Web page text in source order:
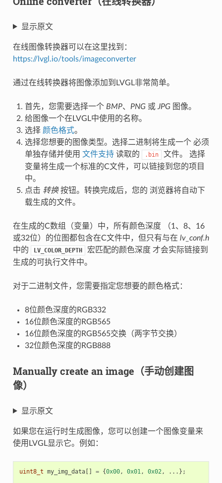
显示原文
在线图像转换器可以在这里找到：
https://lvgl.io/tools/imageconverter
通过在线转换器将图像添加到LVGL非常简单。
首先，您需要选择一个 BMP、 PNG或 JPG图像。
给图像一个在LVGL中使用的名称。
选择 颜色格式。
选择您想要的图像类型。选择二进制将生成一个 必须
单独存储并使用 文件支持读取的 .bin
文件。 选择
变量将生成一个标准的C文件，可以链接到您的项目
中。
点击 转换按钮。转换完成后，您的 浏览器将自动下
载生成的文件。
在生成的C数组（变量）中，所有颜色深度 （1、8、16
或32位）的位图都包含在C文件中，但只有与在 lv_conf.h
中的
LV_COLOR_DEPTH
宏匹配的颜色深度 才会实际链接到
生成的可执行文件中。
对于二进制文件，您需要指定您想要的颜色格式：
8位颜色深度的RGB332
16位颜色深度的RGB565
16位颜色深度的RGB565交换（两字节交换）
32位颜色深度的RGB888
Manually create an image（手动创建图
像）
显示原文
如果您在运行时生成图像，您可以创建一个图像变量来
使用LVGL显示它。例如：
uint8_t my_img_data[] = {0x00, 0x01, 0x02, ...};